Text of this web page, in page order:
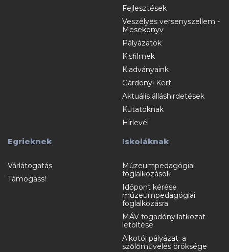
Fejlesztések
Veszélyes versenyszellem -
Mesekönyv
Pályázatok
Kisfilmek
Kiadványaink
Gárdonyi Kert
Aktuális álláshirdetések
Kutatóknak
Hírlevél
Egrieknek
Várlátogatás
Támogass!
Iskoláknak
Múzeumpedagógiai
foglalkozások
Időpont kérése
múzeumpedagógiai
foglalkozásra
MÁV fogadónyilatkozat
letöltése
Alkotói pályázat: a
szőlőművelés öröksége